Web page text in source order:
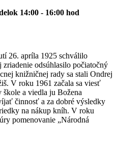
14:00 - 16:00 hod
26. apríla 1925 schválilo
odsúhlasilo počiatočný
knižničnej rady sa stali Ondrej
V roku 1961 začala sa viesť
a viedla ju Božena
činnosť a za dobré výsledky
na nákup kníh. V roku
pomenovanie „Národná